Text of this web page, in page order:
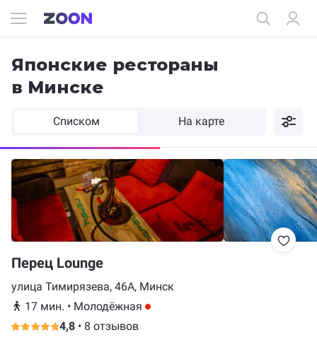
Японские рестораны
в Минске
Списком На карте
Перец Lounge
улица Тимирязева, 46А, Минск
17 мин. • Молодёжная
4,8 • 8 отзывов